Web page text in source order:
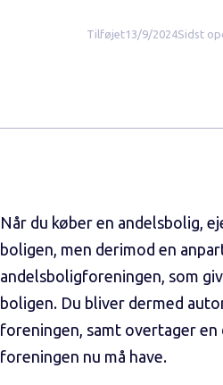
Tilføjet13/9/2024Sidst
Når du køber en andelsbolig,
boligen, men derimod en
andelsboligforeningen, som
boligen. Du bliver dermed
foreningen, samt overtager
foreningen nu må have.